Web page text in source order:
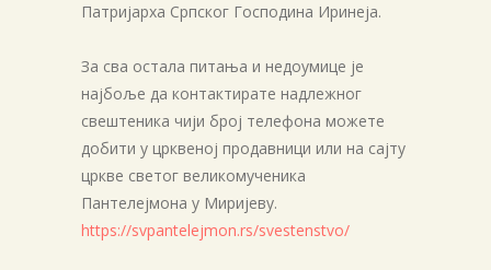
Патријарха Српског Господина Иринеја.
За сва остала питања и недоумице је
најбоље да контактирате надлежног
свештеника чији број телефона можете
добити у црквеној продавници или на сајту
цркве светог великомученика
Пантелејмона у Миријеву.
https://svpantelejmon.rs/svestenstvo/